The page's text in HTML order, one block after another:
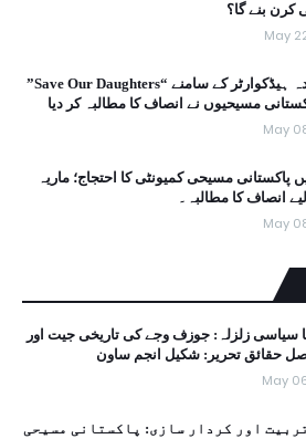
کرن بنے گا؟
May
اقوام متحدہ ہیڈکوارٹر کے سامنے “Save Our Daughters”
مسیحیوں نے انصاف کا مطالبہ کر دیا
May
پاکستانی مسیحی کمیونٹی کا احتجاج؛ ماریہ
انصاف کا مطالبہ۔
May
سیاسی زلزلہ: جوزف وجے کی تاریخی جیت اور
اصل حقائق تحریر: شکیل انجم ساون
May
اور کردار سازی: پاکستانی مسیحی